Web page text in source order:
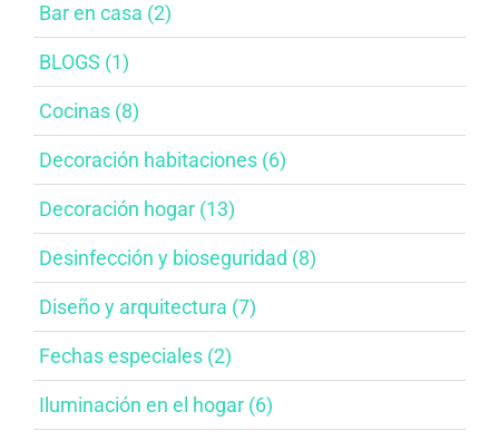
Bar en casa​ (2)
BLOGS (1)
Cocinas (8)
Decoración habitaciones​ (6)
Decoración hogar (13)
Desinfección y bioseguridad​ (8)
Diseño y arquitectura​ (7)
Fechas especiales​ (2)
Iluminación en el hogar​ (6)